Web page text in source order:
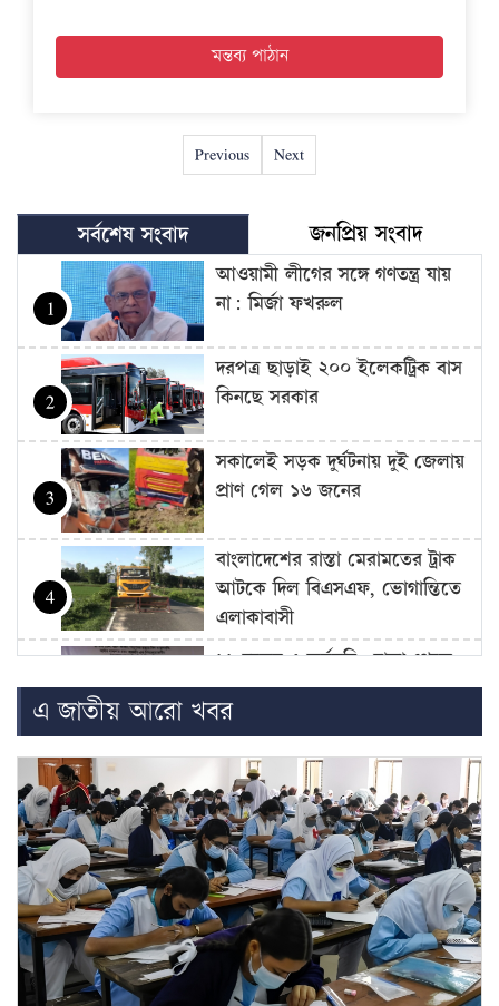
Previous Next
সর্বশেষ সংবাদ জনপ্রিয় সংবাদ
1
আওয়ামী লীগের সঙ্গে গণতন্ত্র যায়
না: মির্জা ফখরুল
2
দরপত্র ছাড়াই ২০০ ইলেকট্রিক বাস
কিনছে সরকার
3
সকালেই সড়ক দুর্ঘটনায় দুই জেলায়
প্রাণ গেল ১৬ জনের
4
বাংলাদেশের রাস্তা মেরামতের ট্রাক
আটকে দিল বিএসএফ, ভোগান্তিতে
এলাকাবাসী
5
১১ দলের ৫ কর্মসূচি: ঢাকা থেকে
চার বিভাগে লংমার্চ ঘোষণা
6
সমালোচনার মুখে হাতকড়া খুলে
দেওয়া হলেও আইসিইউতে
কারাবন্দি আ.লীগ নেতার…
7
আগামী ১০ বছরের মধ্যে সরকার
গঠন করতে চায় এনসিপি: নাহিদ…
8
আজ থেকে সবার জন্য উন্মুক্ত
‘জুলাই গণঅভ্যুত্থান স্মৃতি জাদুঘর’
এ জাতীয় আরো খবর